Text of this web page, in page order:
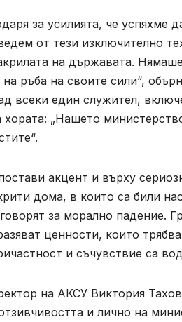
за усилията, че успяхме
от тези изключително
на държавата.
на ръба на своите сили“,
всеки един служител,
„Нашето
акцент и върху
дома, в които са били
за морално падение.
ценности, които
и съчувствие са
на АКСУ Виктория
и лично на